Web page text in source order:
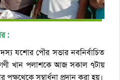
:
যশোর পৌর সভার নবনির্বাচিত
গণী খান পলাশকে আজ সকাল ৭টায়
সম্বার্ধনা প্রদান করা হয়।